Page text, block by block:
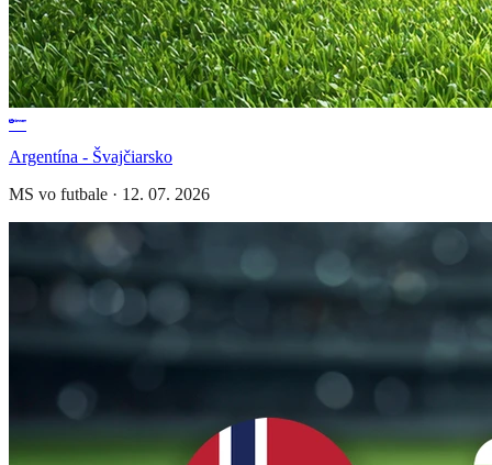
Argentína - Švajčiarsko
MS vo futbale · 12. 07. 2026